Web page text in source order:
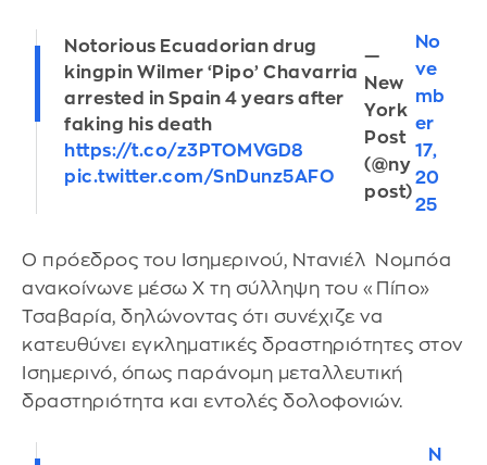
Notorious Ecuadorian drug
kingpin Wilmer ‘Pipo’ Chavarria
arrested in Spain 4 years after
faking his death
https://t.co/z3PTOMVGD8
pic.twitter.com/SnDunz5AFO
—
New
York
Post
(@ny
post)
No
ve
mb
er
17,
20
25
Ο πρόεδρος του Ισημερινού, Ντανιέλ Νομπόα
ανακοίνωνε μέσω X τη σύλληψη του «Πίπο»
Τσαβαρία, δηλώνοντας ότι συνέχιζε να
κατευθύνει εγκληματικές δραστηριότητες στον
Ισημερινό, όπως παράνομη μεταλλευτική
δραστηριότητα και εντολές δολοφονιών.
N